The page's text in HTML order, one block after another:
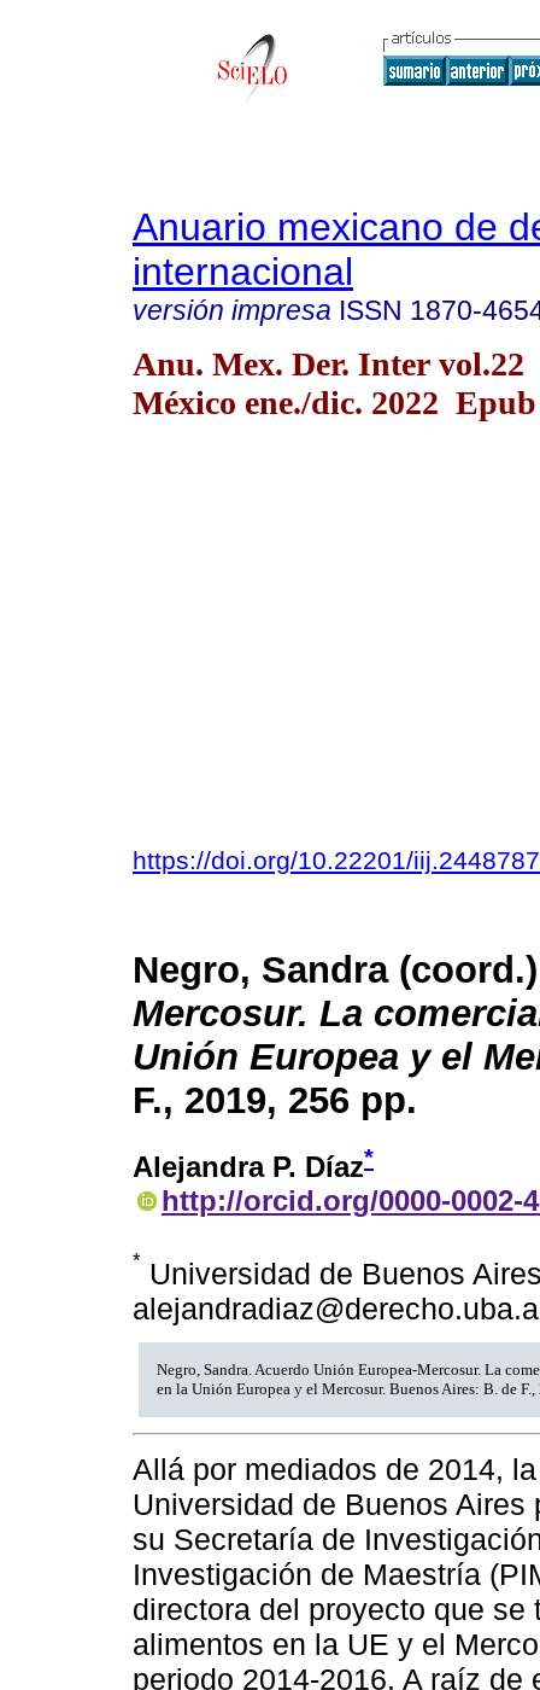
Anuario mexicano de
internacional
versión impresa ISSN 1870-
Anu. Mex. Der. Inter
México ene./dic. 2022
https://doi.org/10.22201/
Negro, Sandra
Mercosur. La
Unión Europea y el
F., 2019, 256 pp.
Alejandra P. Díaz*
http://orcid.org/0000-0002-
* Universidad de Buenos
Negro, Sandra. Acuerdo Unión Europea-Mercosur. La
en la Unión Europea y el Mercosur. Buenos Aires: B. de
Allá por mediados de 2014,
Universidad de Buenos
su Secretaría de
Investigación de Maestría
directora del proyecto que se
alimentos en la UE y el
periodo 2014-2016. A raíz